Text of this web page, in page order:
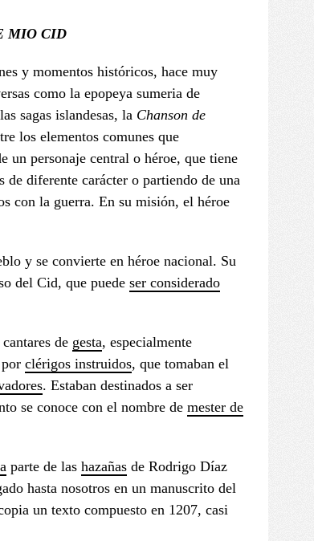
MIO CID
y momentos históricos, hace muy
como la epopeya sumeria de
sagas islandesas, la Chanson de
los elementos comunes que
un personaje central o héroe, que tiene
de diferente carácter o partiendo de una
con la guerra. En su misión, el héroe
y se convierte en héroe nacional. Su
del Cid, que puede ser considerado
cantares de gesta, especialmente
clérigos instruidos, que tomaban el
. Estaban destinados a ser
se conoce con el nombre de mester de
parte de las hazañas de Rodrigo Díaz
hasta nosotros en un manuscrito del
un texto compuesto en 1207, casi